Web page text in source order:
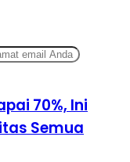
70%, Ini
Semua